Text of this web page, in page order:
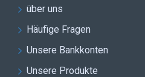
über uns
Häufige Fragen
Unsere Bankkonten
Unsere Produkte